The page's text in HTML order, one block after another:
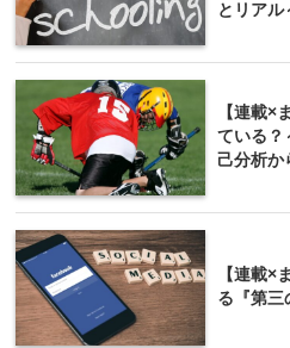
とリアル
【連載×
ている？
己分析か
【連載×
る『第三